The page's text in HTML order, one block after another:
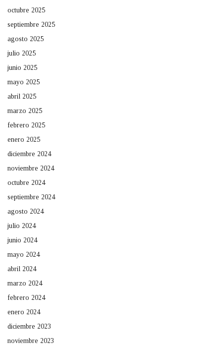
octubre 2025
septiembre 2025
agosto 2025
julio 2025
junio 2025
mayo 2025
abril 2025
marzo 2025
febrero 2025
enero 2025
diciembre 2024
noviembre 2024
octubre 2024
septiembre 2024
agosto 2024
julio 2024
junio 2024
mayo 2024
abril 2024
marzo 2024
febrero 2024
enero 2024
diciembre 2023
noviembre 2023